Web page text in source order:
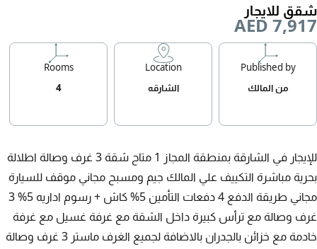
شقق للايجار
AED 7,917
Published by
من المالك
Location
الشارقه
Rooms
4
للإيجار في الشارقة بمنطقة المجاز 1 متاح شقة 3 غرف وصالة اطلالة
بحرية مباشرة التكييف علي المالك جيم ومسبح مجاني موقف للسيارة
مجاني طريقة الدفع 4 دفعات التأمين 5% كاش + رسوم اداريه 5% 3
غرف وصالة مع ترأس كبيرة داخل الشقة مع غرفة غسيل مع غرفة
خادمة مع خزائن بالجدران بالاضافة لجميع الغرف ماستر 3 غرف وصالة